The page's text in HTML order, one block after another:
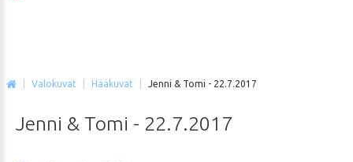
Valokuvat Hääkuvat Jenni & Tomi - 22.7.2017
Jenni & Tomi - 22.7.2017